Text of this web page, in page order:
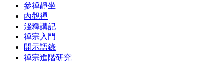
參禪靜坐
內觀禪
淺釋講記
禪宗入門
開示語錄
禪宗進階研究